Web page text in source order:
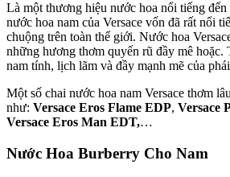
Là một thương hiệu nước hoa nổi tiếng
nước hoa nam của Versace vốn đã rất nổi
chuộng trên toàn thế giới. Nước hoa
những hương thơm quyến rũ đầy mê hoặc.
nam tính, lịch lãm và đầy mạnh mẽ của
Một số chai nước hoa nam Versace thơm
như: Versace Eros Flame EDP, Versace
Versace Eros Man EDT,…
Nước Hoa Burberry Cho Nam